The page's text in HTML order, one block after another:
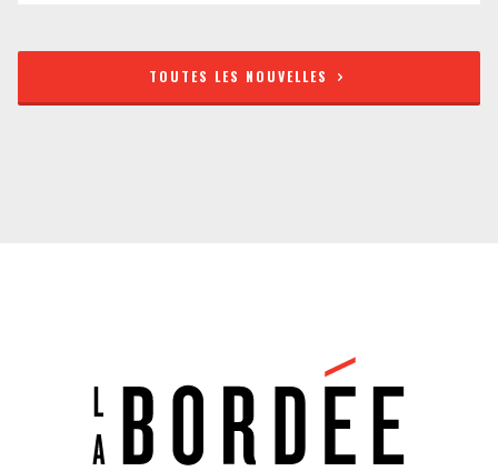
TOUTES LES NOUVELLES